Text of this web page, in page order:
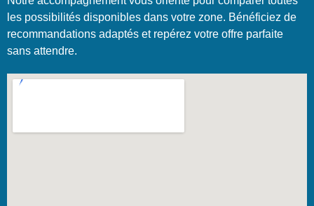
les possibilités disponibles dans votre zone. Bénéficiez de
recommandations adaptés et repérez votre offre parfaite
sans attendre.